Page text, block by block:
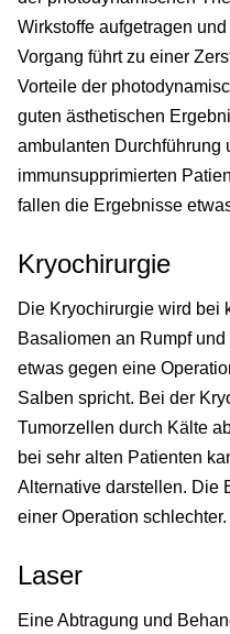
Wirkstoffe aufgetragen
Vorgang führt zu einer
Vorteile der
guten ästhetischen
ambulanten Durchführung
immunsupprimierten
fallen die Ergebnisse
Kryochirurgie
Die Kryochirurgie wird bei
Basaliomen an Rumpf
etwas gegen eine
Salben spricht. Bei der
Tumorzellen durch Kälte
bei sehr alten Patienten
Alternative darstellen. Die
einer Operation schlechter.
Laser
Eine Abtragung und